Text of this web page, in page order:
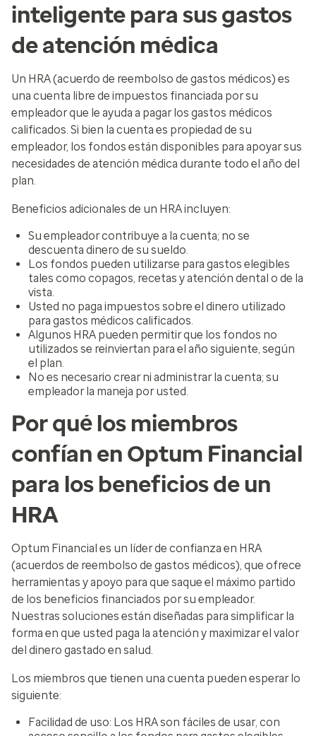
inteligente para sus gastos
de atención médica
Un HRA (acuerdo de reembolso de gastos médicos) es
una cuenta libre de impuestos financiada por su
empleador que le ayuda a pagar los gastos médicos
calificados. Si bien la cuenta es propiedad de su
empleador, los fondos están disponibles para apoyar sus
necesidades de atención médica durante todo el año del
plan.
Beneficios adicionales de un HRA incluyen:
Su empleador contribuye a la cuenta; no se
descuenta dinero de su sueldo.
Los fondos pueden utilizarse para gastos elegibles
tales como copagos, recetas y atención dental o de la
vista.
Usted no paga impuestos sobre el dinero utilizado
para gastos médicos calificados.
Algunos HRA pueden permitir que los fondos no
utilizados se reinviertan para el año siguiente, según
el plan.
No es necesario crear ni administrar la cuenta; su
empleador la maneja por usted.
Por qué los miembros
confían en Optum Financial
para los beneficios de un
HRA
Optum Financial es un líder de confianza en HRA
(acuerdos de reembolso de gastos médicos), que ofrece
herramientas y apoyo para que saque el máximo partido
de los beneficios financiados por su empleador.
Nuestras soluciones están diseñadas para simplificar la
forma en que usted paga la atención y maximizar el valor
del dinero gastado en salud.
Los miembros que tienen una cuenta pueden esperar lo
siguiente:
Facilidad de uso: Los HRA son fáciles de usar, con